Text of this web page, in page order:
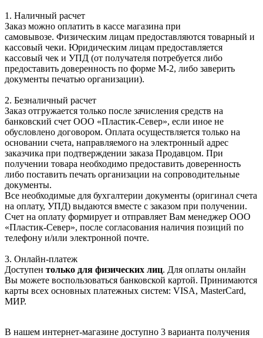
1. Наличный расчет
Заказ можно оплатить в кассе магазина при
самовывозе. Физическим лицам предоставляются товарный и
кассовый чеки. Юридическим лицам предоставляется
кассовый чек и УПД (от получателя потребуется либо
предоставить доверенность по форме М-2, либо заверить
документы печатью организации).
2. Безналичный расчет
Заказ отгружается только после зачисления средств на
банковский счет ООО «Пластик-Север», если иное не
обусловлено договором. Оплата осуществляется только на
основании счета, направляемого на электронный адрес
заказчика при подтверждении заказа Продавцом. При
получении товара необходимо предоставить доверенность
либо поставить печать организации на сопроводительные
документы.
Все необходимые для бухгалтерии документы (оригинал счета
на оплату, УПД) выдаются вместе с заказом при получении.
Счет на оплату формирует и отправляет Вам менеджер ООО
«Пластик-Север», после согласования наличия позиций по
телефону и/или электронной почте.
3. Онлайн-платеж
Доступен только для физических лиц. Для оплаты онлайн
Вы можете воспользоваться банковской картой. Принимаются
карты всех основных платежных систем: VISA, MasterCard,
МИР.
В нашем интернет-магазине доступно 3 варианта получения